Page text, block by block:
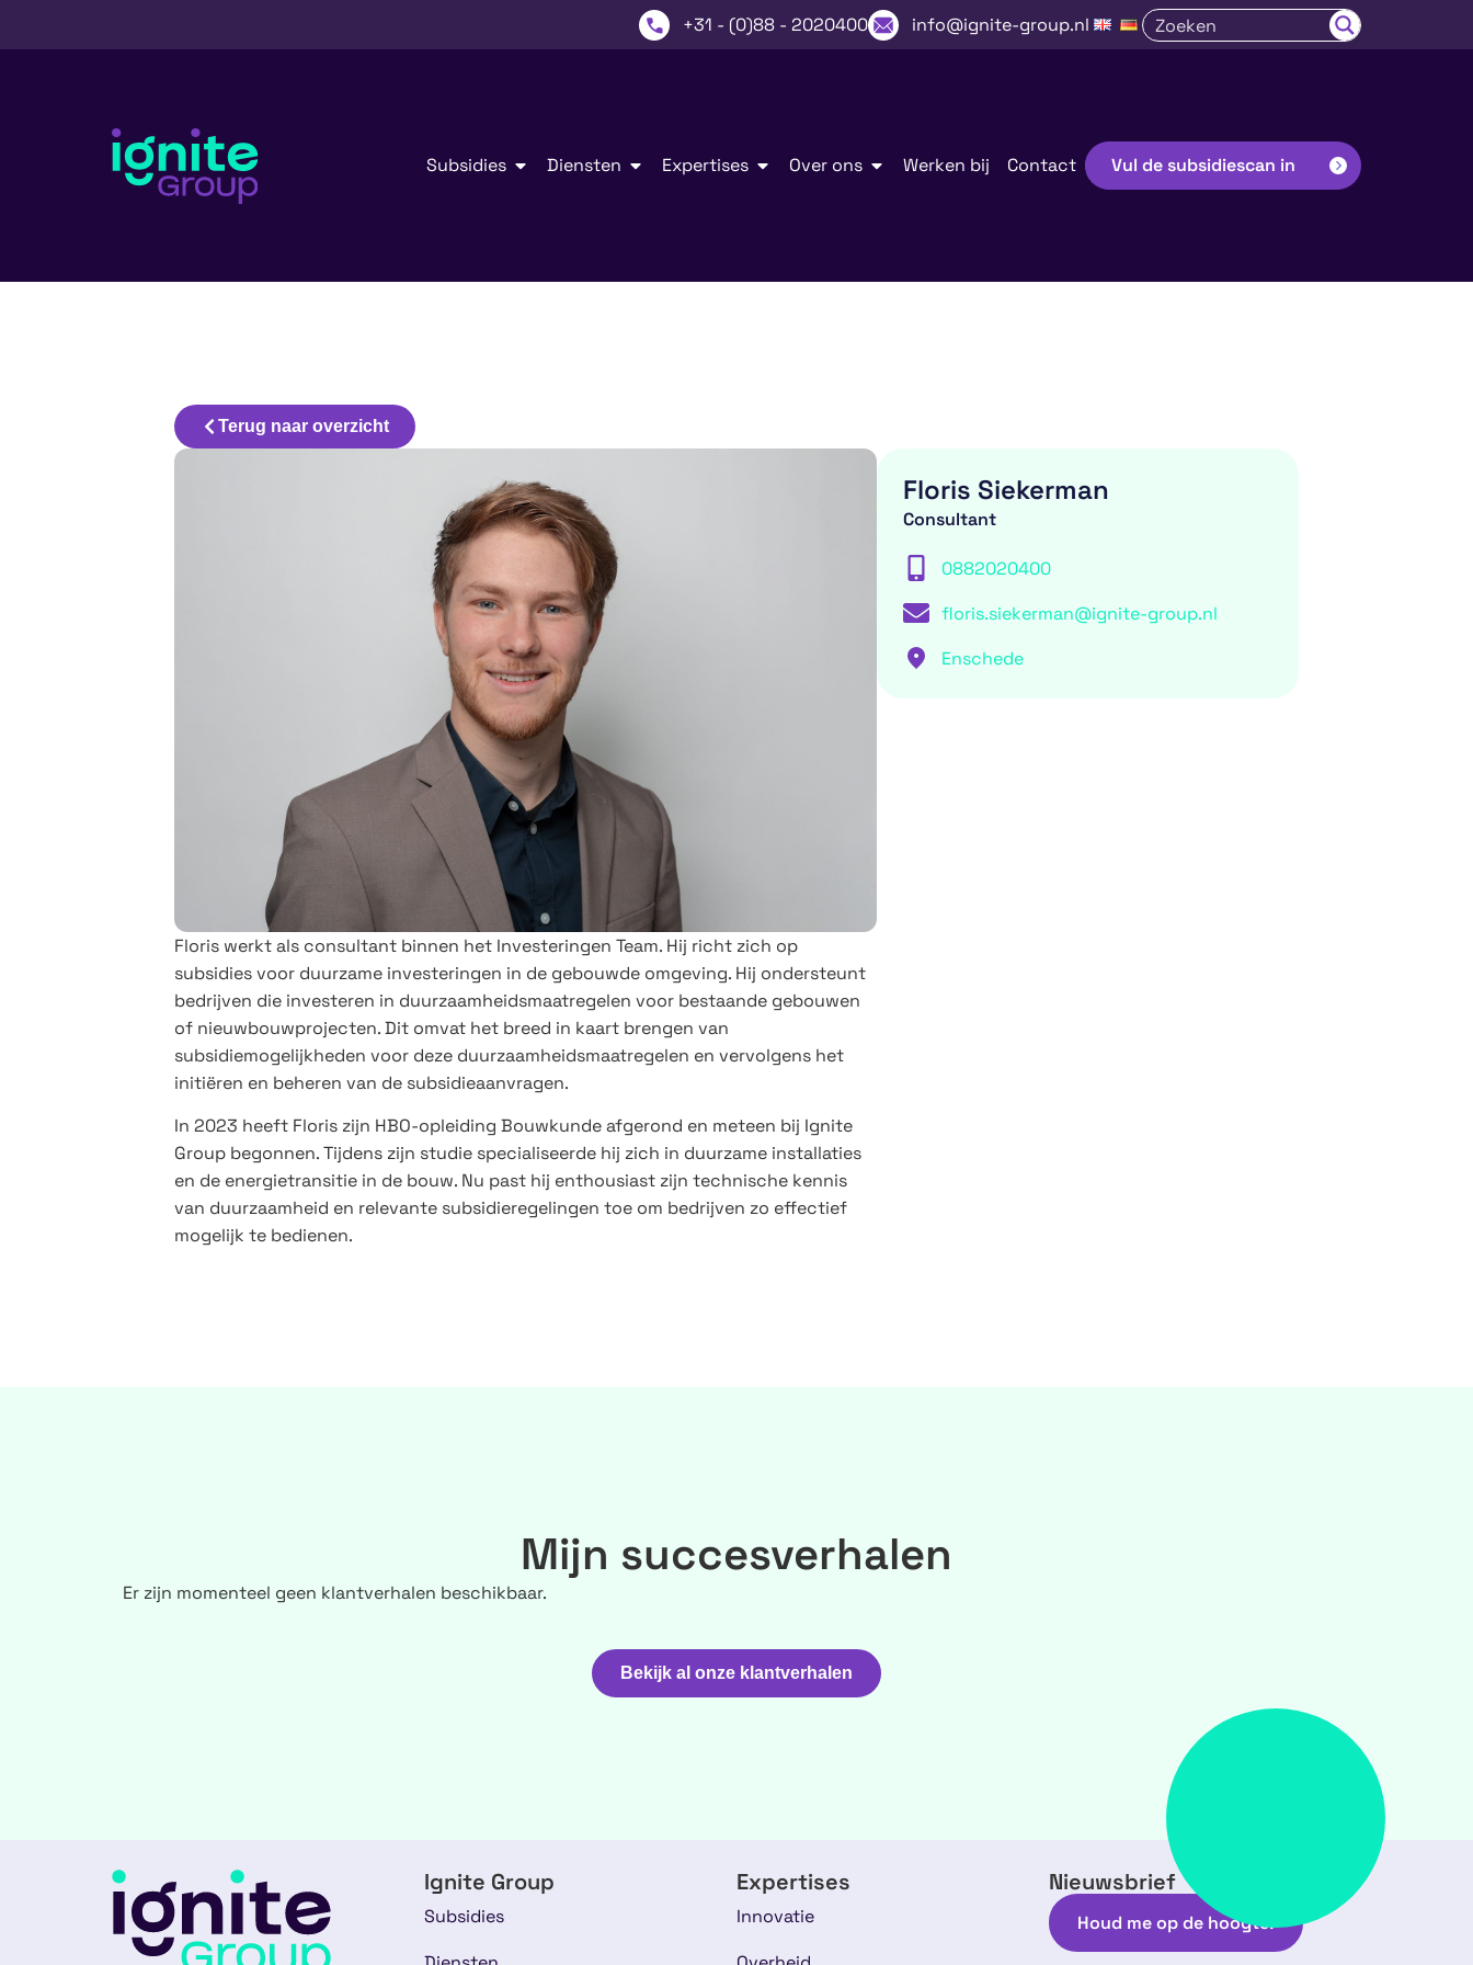
+31 - (0)88 - 2020400 info@ignite-group.nl
Subsidies Diensten Expertises Over ons Werken bij Contact Vul de subsidiescan in
Terug naar overzicht
Floris werkt als consultant binnen het Investeringen Team. Hij richt zich op
subsidies voor duurzame investeringen in de gebouwde omgeving. Hij ondersteunt
bedrijven die investeren in duurzaamheidsmaatregelen voor bestaande gebouwen
of nieuwbouwprojecten. Dit omvat het breed in kaart brengen van
subsidiemogelijkheden voor deze duurzaamheidsmaatregelen en vervolgens het
initiëren en beheren van de subsidieaanvragen.
In 2023 heeft Floris zijn HBO-opleiding Bouwkunde afgerond en meteen bij Ignite
Group begonnen. Tijdens zijn studie specialiseerde hij zich in duurzame installaties
en de energietransitie in de bouw. Nu past hij enthousiast zijn technische kennis
van duurzaamheid en relevante subsidieregelingen toe om bedrijven zo effectief
mogelijk te bedienen.
Floris Siekerman
Consultant
0882020400
floris.siekerman@ignite-group.nl
Enschede
Mijn succesverhalen
Er zijn momenteel geen klantverhalen beschikbaar.
Bekijk al onze klantverhalen
Ignite Group
Subsidies
Expertises
Innovatie
Nieuwsbrief
Houd me op de hoogte!